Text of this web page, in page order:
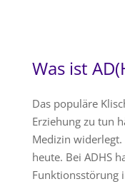
Was ist
Das populäre
Erziehung zu tun
Medizin
heute. Bei ADHS
Funktionsstörung